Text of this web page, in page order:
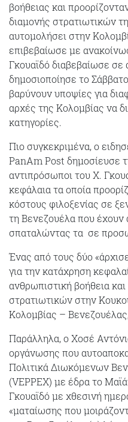
βοήθειας και
διαμονής στρατιωτικών
αυτομολήσει στην
επιβεβαίωσε με
Γκουαϊδό διαβεβαίωσε
δημοσιοποίησε το
βαρύνουν υποψίες για
αρχές της Κολομβίας να
κατηγορίες.
Πιο συγκεκριμένα, ο
PanAm Post δημοσίευσε
αντιπρόσωποι του Χ.
κεφάλαια τα οποία
κόστους φιλοξενίας σε
τη Βενεζουέλα που έχουν
σπαταλώντας τα σε
Ένας από τους δύο
για την κατάχρηση
ανθρωπιστική βοήθεια
στρατιωτικών στην
Κολομβίας –
Παράλληλα, ο Χοσέ
οργάνωσης που
Πολιτικά Διωκόμενων
(VEPPEX) με έδρα το
Γκουαϊδό με χθεσινή
«ματαίωσης που